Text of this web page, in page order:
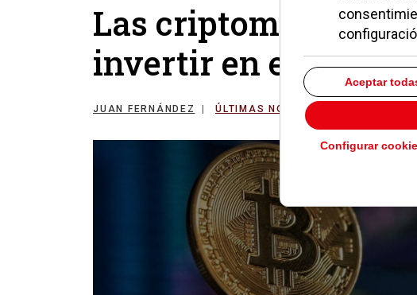
Las criptomonedas
invertir en el 2022
JUAN FERNÁNDEZ ÚLTIMAS NOTICIAS